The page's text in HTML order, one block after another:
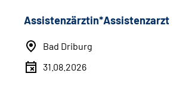
Assistenzärztin*Assistenzarzt
Bad Driburg
31.08.2026